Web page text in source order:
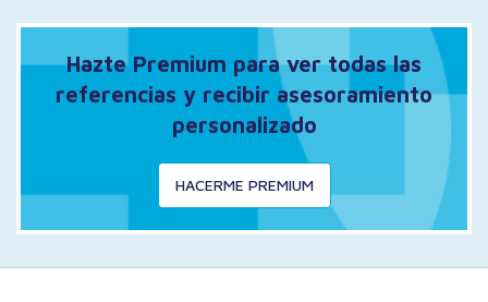
Hazte Premium para ver todas las
referencias y recibir asesoramiento
personalizado
HACERME PREMIUM